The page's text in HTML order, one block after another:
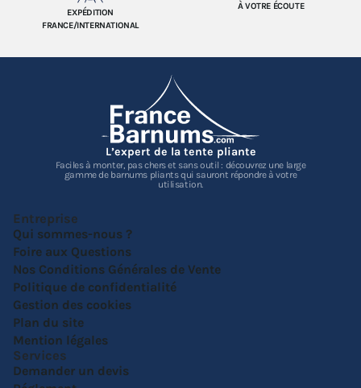
EXPÉDITION
FRANCE/INTERNATIONAL
À VOTRE ÉCOUTE
L’expert de la tente pliante
Faciles à monter, pas chers et sans outil : découvrez une large
gamme de barnums pliants qui sauront répondre à votre
utilisation.
Entreprise
Qui sommes-nous ?
Foire aux Questions
Nos Conditions Générales de Vente
Politique de confidentialité
Gestion des cookies
Plan du site
Mention légales
Services
Demander un devis